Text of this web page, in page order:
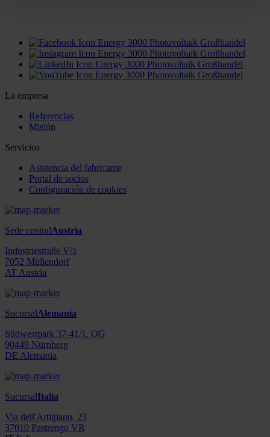
La empresa
Referencias
Misión
Servicios
Asistencia del fabricante
Portal de socios
Configuración de cookies
Sede centralAustria
Industriestraße V/1
7052 Müllendorf
AT Austria
SucursalAlemania
Südwestpark 37-41/1. OG
90449 Nürnberg
DE Alemania
SucursalItalia
Via dell'Artigiano, 23
37010 Pastrengo VR